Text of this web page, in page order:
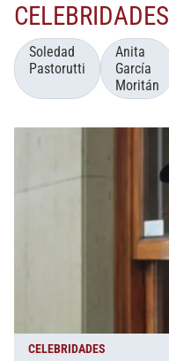
CELEBRIDADES
Soledad
Pastorutti
Anita
García
Moritán
CELEBRIDADES